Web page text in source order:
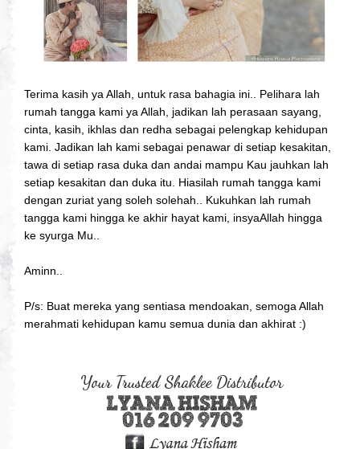
Terima kasih ya Allah, untuk rasa bahagia ini.. Pelihara lah
rumah tangga kami ya Allah, jadikan lah perasaan sayang,
cinta, kasih, ikhlas dan redha sebagai pelengkap kehidupan
kami. Jadikan lah kami sebagai penawar di setiap kesakitan,
tawa di setiap rasa duka dan andai mampu Kau jauhkan lah
setiap kesakitan dan duka itu. Hiasilah rumah tangga kami
dengan zuriat yang soleh solehah.. Kukuhkan lah rumah
tangga kami hingga ke akhir hayat kami, insyaAllah hingga
ke syurga Mu..
Aminn..
P/s: Buat mereka yang sentiasa mendoakan, semoga Allah
merahmati kehidupan kamu semua dunia dan akhirat :)